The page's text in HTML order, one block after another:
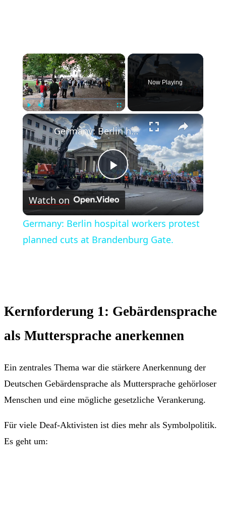
×
Play Unmute Fullscreen
Now Playing
×
Play
Video
Germany: Berlin hospital workers protest planned cuts at Brandenburg Gate.
Watch on
Germany: Berlin hospital workers protest
planned cuts at Brandenburg Gate.
Kernforderung 1: Gebärdensprache
als Muttersprache anerkennen
Ein zentrales Thema war die stärkere Anerkennung der
Deutschen Gebärdensprache als Muttersprache gehörloser
Menschen und eine mögliche gesetzliche Verankerung.
Für viele Deaf-Aktivisten ist dies mehr als Symbolpolitik.
Es geht um: